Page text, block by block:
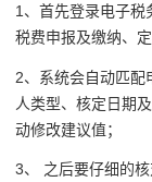
1、首先登录电子税
税费申报及缴纳、
2、系统会自动匹配
人类型、核定日期
动修改建议值；
3、 之后要仔细的